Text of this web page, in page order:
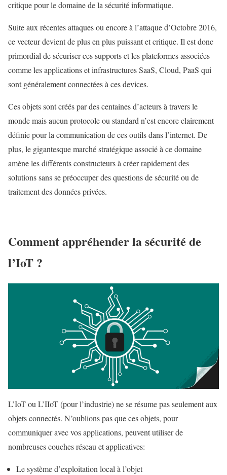
critique pour le domaine de la sécurité informatique.
Suite aux récentes attaques ou encore à l’attaque d’Octobre 2016,
ce vecteur devient de plus en plus puissant et critique. Il est donc
primordial de sécuriser ces supports et les plateformes associées
comme les applications et infrastructures SaaS, Cloud, PaaS qui
sont généralement connectées à ces devices.
Ces objets sont créés par des centaines d’acteurs à travers le
monde mais aucun protocole ou standard n’est encore clairement
définie pour la communication de ces outils dans l’internet. De
plus, le gigantesque marché stratégique associé à ce domaine
amène les différents constructeurs à créer rapidement des
solutions sans se préoccuper des questions de sécurité ou de
traitement des données privées.
Comment appréhender la sécurité de
l’IoT ?
L’IoT ou L’IIoT (pour l’industrie) ne se résume pas seulement aux
objets connectés. N’oublions pas que ces objets, pour
communiquer avec vos applications, peuvent utiliser de
nombreuses couches réseau et applicatives:
Le système d’exploitation local à l’objet